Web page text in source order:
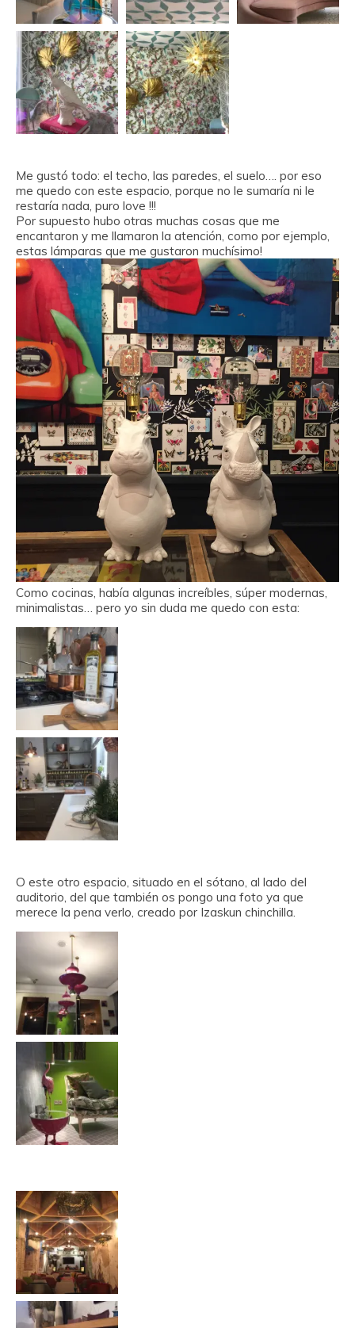
Me gustó todo: el techo, las paredes, el suelo…. por eso
me quedo con este espacio, porque no le sumaría ni le
restaría nada, puro love !!!
Por supuesto hubo otras muchas cosas que me
encantaron y me llamaron la atención, como por ejemplo,
estas lámparas que me gustaron muchísimo!
Como cocinas, había algunas increíbles, súper modernas,
minimalistas… pero yo sin duda me quedo con esta:
O este otro espacio, situado en el sótano, al lado del
auditorio, del que también os pongo una foto ya que
merece la pena verlo, creado por Izaskun chinchilla.